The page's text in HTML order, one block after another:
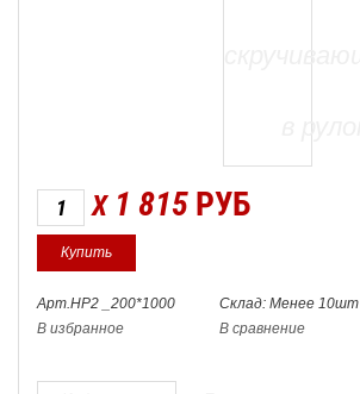
X 1 815 РУБ
Арт.НР2 _200*1000
Склад: Менее 10шт
В избранное
В сравнение